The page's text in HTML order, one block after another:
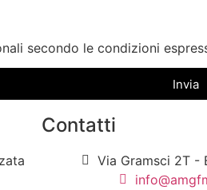
secondo le condizioni
Invia
Contatti
Via Gramsci 2T -